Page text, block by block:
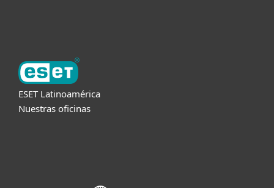
ESET Latinoamérica
Nuestras oficinas